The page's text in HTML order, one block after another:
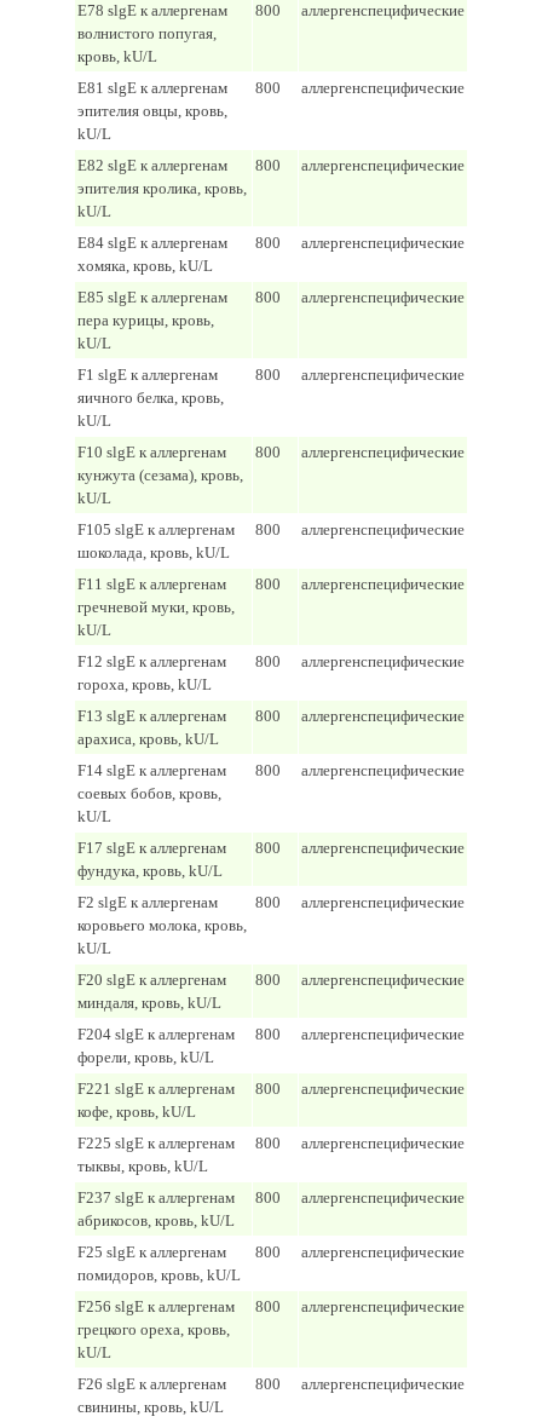
E78 slgE к аллергенам
волнистого попугая,
кровь, kU/L
800 аллергенспецифические
E81 slgE к аллергенам
эпителия овцы, кровь,
kU/L
800 аллергенспецифические
E82 slgE к аллергенам
эпителия кролика, кровь,
kU/L
800 аллергенспецифические
E84 slgE к аллергенам
хомяка, кровь, kU/L
800 аллергенспецифические
E85 slgE к аллергенам
пера курицы, кровь,
kU/L
800 аллергенспецифические
F1 slgE к аллергенам
яичного белка, кровь,
kU/L
800 аллергенспецифические
F10 slgE к аллергенам
кунжута (сезама), кровь,
kU/L
800 аллергенспецифические
F105 slgE к аллергенам
шоколада, кровь, kU/L
800 аллергенспецифические
F11 slgE к аллергенам
гречневой муки, кровь,
kU/L
800 аллергенспецифические
F12 slgE к аллергенам
гороха, кровь, kU/L
800 аллергенспецифические
F13 slgE к аллергенам
арахиса, кровь, kU/L
800 аллергенспецифические
F14 slgE к аллергенам
соевых бобов, кровь,
kU/L
800 аллергенспецифические
F17 slgE к аллергенам
фундука, кровь, kU/L
800 аллергенспецифические
F2 slgE к аллергенам
коровьего молока, кровь,
kU/L
800 аллергенспецифические
F20 slgE к аллергенам
миндаля, кровь, kU/L
800 аллергенспецифические
F204 slgE к аллергенам
форели, кровь, kU/L
800 аллергенспецифические
F221 slgE к аллергенам
кофе, кровь, kU/L
800 аллергенспецифические
F225 slgE к аллергенам
тыквы, кровь, kU/L
800 аллергенспецифические
F237 slgE к аллергенам
абрикосов, кровь, kU/L
800 аллергенспецифические
F25 slgE к аллергенам
помидоров, кровь, kU/L
800 аллергенспецифические
F256 slgE к аллергенам
грецкого ореха, кровь,
kU/L
800 аллергенспецифические
F26 slgE к аллергенам
свинины, кровь, kU/L
800 аллергенспецифические